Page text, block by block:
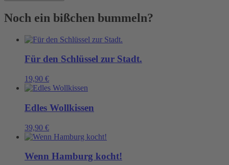
Noch ein bißchen bummeln?
Für den Schlüssel zur Stadt.
19,90 €
Edles Wollkissen
39,90 €
Wenn Hamburg kocht!